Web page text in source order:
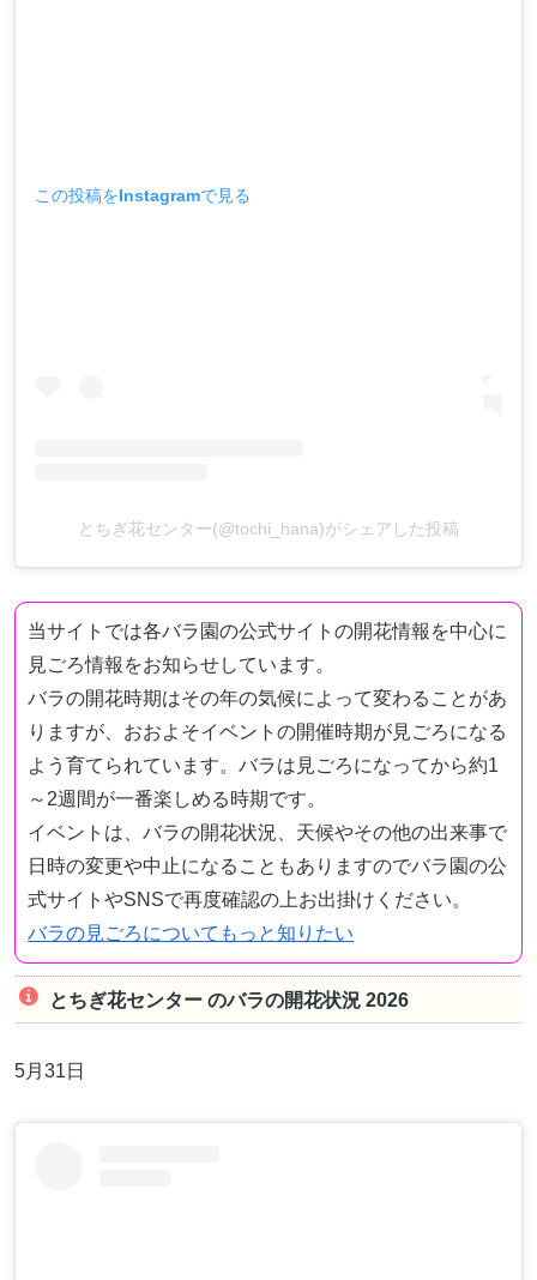
この投稿をInstagramで見る
とちぎ花センター(@tochi_hana)がシェアした投稿
当サイトでは各バラ園の公式サイトの開花情報を中心に
見ごろ情報をお知らせしています。
バラの開花時期はその年の気候によって変わることがあ
りますが、おおよそイベントの開催時期が見ごろになる
よう育てられています。バラは見ごろになってから約1
～2週間が一番楽しめる時期です。
イベントは、バラの開花状況、天候やその他の出来事で
日時の変更や中止になることもありますのでバラ園の公
式サイトやSNSで再度確認の上お出掛けください。
バラの見ごろについてもっと知りたい
とちぎ花センター のバラの開花状況 2026
5月31日